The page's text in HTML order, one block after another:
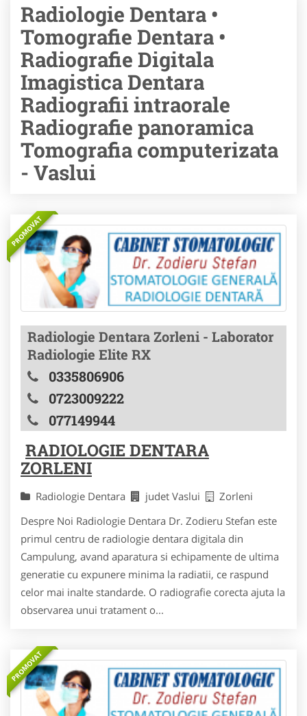
Radiologie Dentara •
Tomografie Dentara •
Radiografie Digitala
Imagistica Dentara
Radiografii intraorale
Radiografie panoramica
Tomografia computerizata
- Vaslui
PROMOVAT
Radiologie Dentara Zorleni - Laborator
Radiologie Elite RX
0335806906
0723009222
077149944
RADIOLOGIE DENTARA
ZORLENI
Radiologie Dentara judet Vaslui
Zorleni
Despre Noi Radiologie Dentara Dr. Zodieru Stefan este
primul centru de radiologie dentara digitala din
Campulung, avand aparatura si echipamente de ultima
generatie cu expunere minima la radiatii, ce raspund
celor mai inalte standarde. O radiografie corecta ajuta la
observarea unui tratament o...
PROMOVAT